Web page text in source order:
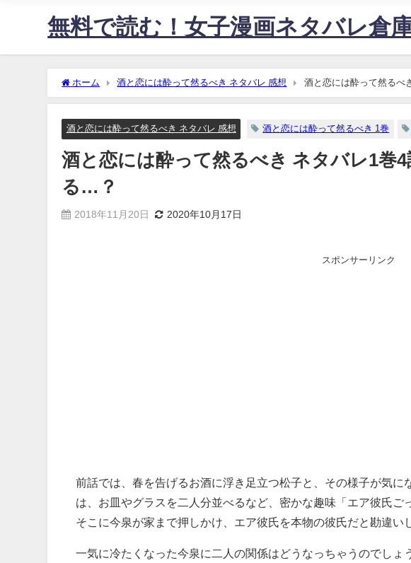
無料で読む！女子漫画ネタバレ倉
ホーム 酒と恋には酔って然るべき ネタバレ 感想 酒と恋には酔って然るべ
酒と恋には酔って然るべき ネタバレ 感想 酒と恋には酔って然るべき 1巻
酒と恋には酔って然るべき ネタバレ1巻
る…？
2018年11月20日 2020年10月17日
スポンサーリンク
前話では、春を告げるお酒に浮き足立つ松子と、その様子が気に
は、お皿やグラスを二人分並べるなど、密かな趣味「エア彼氏ご
そこに今泉が家まで押しかけ、エア彼氏を本物の彼氏だと勘違い
一気に冷たくなった今泉に二人の関係はどうなっちゃうのでしょ